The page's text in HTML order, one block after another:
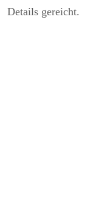
Details gereicht.